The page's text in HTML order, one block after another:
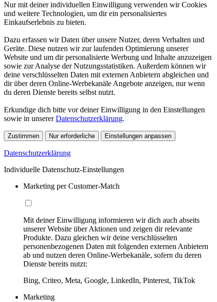
Nur mit deiner individuellen Einwilligung verwenden wir Cookies
und weitere Technologien, um dir ein personalisiertes
Einkaufserlebnis zu bieten.
Dazu erfassen wir Daten über unsere Nutzer, deren Verhalten und
Geräte. Diese nutzen wir zur laufenden Optimierung unserer
Website und um dir personalisierte Werbung und Inhalte anzuzeigen
sowie zur Analyse der Nutzungsstatistiken. Außerdem können wir
deine verschlüsselten Daten mit externen Anbietern abgleichen und
dir über deren Online-Werbekanäle Angebote anzeigen, nur wenn
du deren Dienste bereits selbst nutzt.
Erkundige dich bitte vor deiner Einwilligung in den Einstellungen
sowie in unsererDatenschutzerklärung.
Zustimmen Nur erforderliche Einstellungen anpassen
Datenschutzerklärung
Individuelle Datenschutz-Einstellungen
Marketing per Customer-Match
Mit deiner Einwilligung informieren wir dich auch abseits
unserer Website über Aktionen und zeigen dir relevante
Produkte. Dazu gleichen wir deine verschlüsselten
personenbezogenen Daten mit folgenden externen Anbietern
ab und nutzen deren Online-Werbekanäle, sofern du deren
Dienste bereits nutzt:
Bing, Criteo, Meta, Google, LinkedIn, Pinterest, TikTok
Marketing